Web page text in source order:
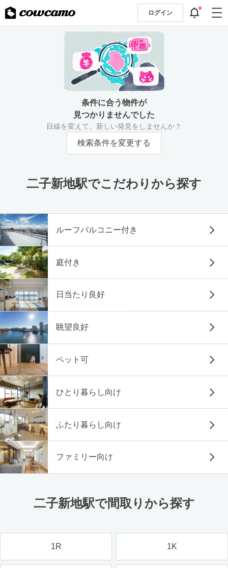
ログイン
条件に合う物件が
見つかりませんでした
目線を変えて、新しい発見をしませんか？
検索条件を変更する
二子新地駅でこだわりから探す
ルーフバルコニー付き
庭付き
日当たり良好
眺望良好
ペット可
ひとり暮らし向け
ふたり暮らし向け
ファミリー向け
二子新地駅で間取りから探す
1R 1K